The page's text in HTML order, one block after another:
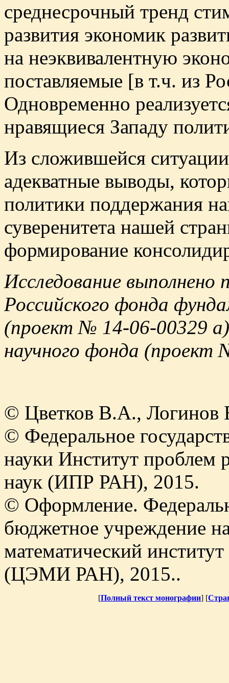
среднесрочный тренд
развития экономик
на неэквивалентную
поставляемые [в т.ч. из
Одновременно
нравящиеся Западу
Из сложившейся
адекватные выводы,
политики поддержания
суверенитета нашей
формирование
Исследование
Российского фонда
(проект № 14-06-00329 а)
научного фонда (проект
© Цветков В.А., Логинов
© Федеральное
науки Институт проблем
наук (ИПР РАН), 2015.
© Оформление.
бюджетное учреждение
математический
(ЦЭМИ РАН), 2015..
[Полный текст монографии] [